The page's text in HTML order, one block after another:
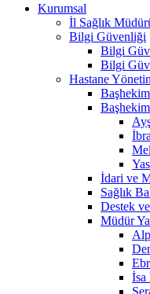
Kurumsal
İl Sağlık
Bilgi Güvenliği
Bilgi
Bilgi
Hastane
Başhekim
Başhekim
İdari ve
Sağlık
Destek
Müdür
İsa